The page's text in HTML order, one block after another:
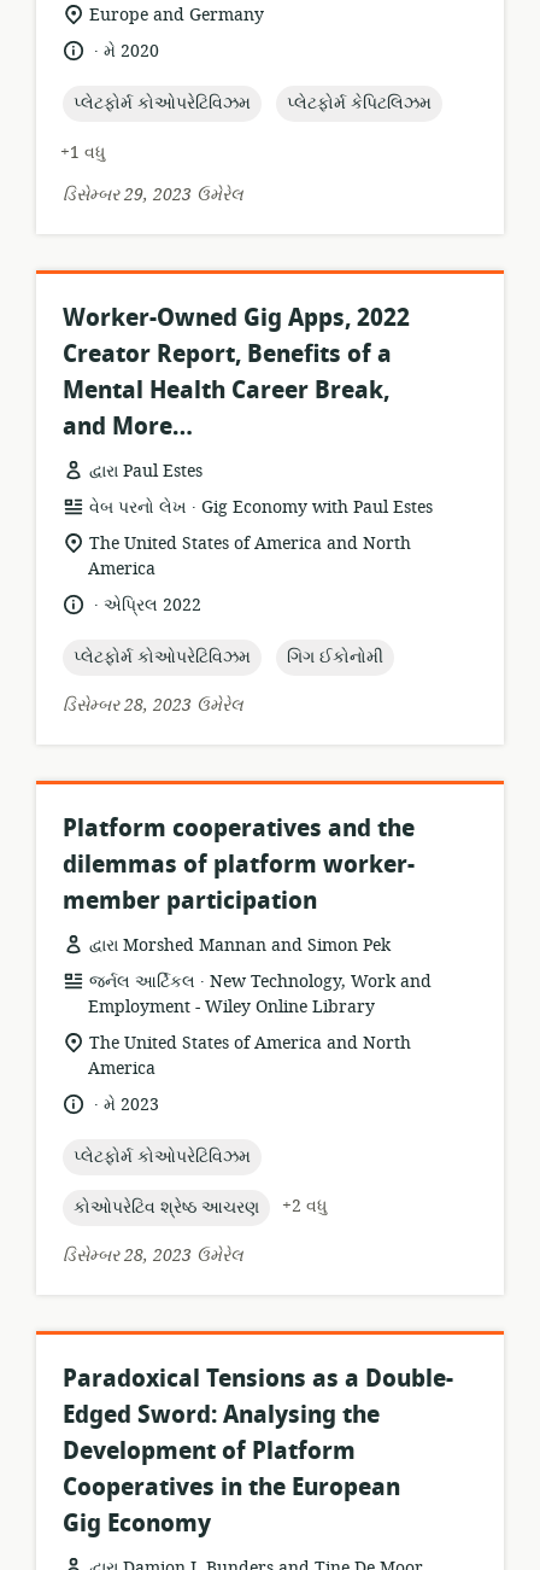
સુસંગતતા
સ્થાન:
Europe and Germany
ભાષા:.
પ્રકાશન
મે 2020
topic:
પ્લેટફોર્મ કોઓપરેટિવિઝમ topic:
પ્લેટફોર્મ કેપિટલિઝમ
+1 વધુ
ડિસેમ્બર 29, 2023 ઉમેરેલ
Worker-Owned Gig Apps, 2022
Creator Report, Benefits of a
Mental Health Career Break,
and More…
દ્વારા Paul Estes
સંસાધન
બંધારણ:
વેબ પરનો લેખ .
પ્રકાશક:
Gig Economy with Paul Estes
સુસંગતતા
સ્થાન:
The United States of America and North
America
ભાષા:.
પ્રકાશન
એપ્રિલ 2022
topic:
પ્લેટફોર્મ કોઓપરેટિવિઝમ topic:
ગિગ ઈકોનોમી
ડિસેમ્બર 28, 2023 ઉમેરેલ
Platform cooperatives and the
dilemmas of platform worker-
member participation
દ્વારા Morshed Mannan and Simon Pek
સંસાધન
બંધારણ:
જર્નલ આર્ટિકલ .
પ્રકાશક:
New Technology, Work and
Employment - Wiley Online Library
સુસંગતતા
સ્થાન:
The United States of America and North
America
ભાષા:.
પ્રકાશન
મે 2023
topic:
પ્લેટફોર્મ કોઓપરેટિવિઝમ
topic:
કોઓપરેટિવ શ્રેષ્ઠ આચરણ
+2 વધુ
ડિસેમ્બર 28, 2023 ઉમેરેલ
Paradoxical Tensions as a Double-
Edged Sword: Analysing the
Development of Platform
Cooperatives in the European
Gig Economy